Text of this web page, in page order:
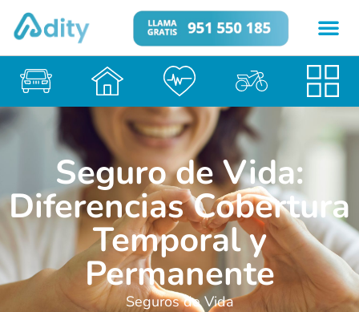
Seguro de Vida:
Diferencias Cobertura
Temporal y
Permanente
Seguros de Vida